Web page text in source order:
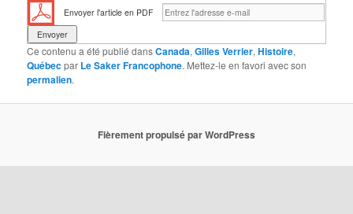
Envoyer l'article en PDF
Ce contenu a été publié dansCanada,Gilles Verrier,Histoire,
Québecpar Le Saker Francophone. Mettez-le en favori avec son
permalien.
Fièrement propulsé par WordPress